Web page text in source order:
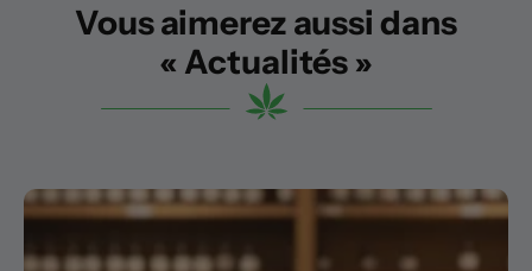
Vous aimerez aussi dans
« Actualités »